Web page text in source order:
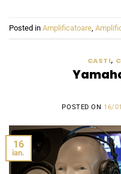
Posted in Amplificatoare
CASTI,
POSTED ON 16/
16
ian.